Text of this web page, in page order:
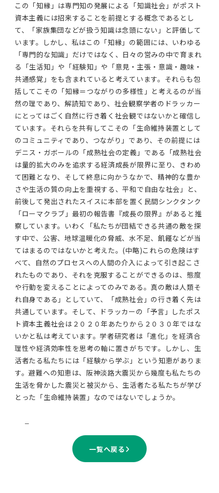
この「知縁」は専門知の発展による「知識社会」がポスト
資本主義には招来することを前提とする概念であるとし
て、「家族集団などが扱う知識は念頭にない」と評価して
います。しかし、私はこの「知縁」の範囲には、いわゆる
「専門的な知識」だけではなく、日々の営みの中で育まれ
る「生活知」や「経験知」や「意見・主張・意識・趣味・
共通感覚」をも含まれていると考えています。それらも包
括してこその「知縁＝つながりの多様性」と考えるのが当
然の理であり、解読知であり、社会観察学者のドラッカー
にとってはごく自然に行き着く社会観ではないかと確信し
ています。それらを共有してこその「生命維持装置として
のコミュニティであり、つながり」であり、その前提には
デニス・ガボールの「成熟社会の定義」である「成熟社会
は量的拡大のみを追求する経済成長が限界に至り、きわめ
て困難となり、そして終息に向かうなかで、精神的な豊か
さや生活の質の向上を重視する、平和で自由な社会」と、
前後して発出されたスイスに本部を置く民間シンクタンク
「ローマクラブ」最初の報告書『成長の限界』があると推
察しています。いわく「私たちが団結できる共通の敵を探
す中で、公害、地球温暖化の脅威、水不足、飢饉などが当
てはまるのではないかと考えた。(中略)これらの危険はす
べて、自然のプロセスへの人間の介入によって引き起こさ
れたものであり、それを克服することができるのは、態度
や行動を変えることによってのみである。真の敵は人類そ
れ自身である」としていて、「成熟社会」の行き着く先は
共通しています。そして、ドラッカーの「予言」したポス
ト資本主義社会は２０２０年あたりから２０３０年ではな
いかと私は考えています。学者研究者は「進化」を経済合
理性や経済効率性を思考の軸に置きがちです。しかし、生
活者たる私たちには「経験から学ぶ」という知恵がありま
す。避難への知恵は、阪神淡路大震災から幾度も私たちの
生活を脅かした震災と被災から、生活者たる私たちが学び
とった「生命維持装置」なのではないでしょうか。
一覧へ戻る